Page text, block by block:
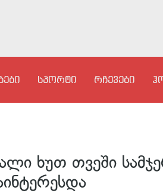
სპორტი რჩევები
ხუთ თვეში